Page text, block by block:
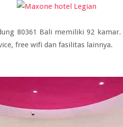
80361 Bali memiliki 92
free wifi dan fasilitas lainnya.